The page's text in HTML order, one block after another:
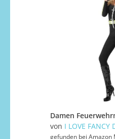
von I LOVE FANCY
gefunden bei Amazon